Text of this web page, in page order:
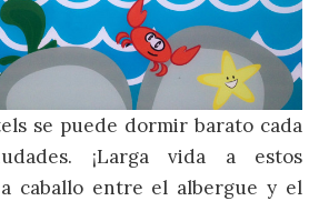
se puede dormir barato cada
¡Larga vida a estos
caballo entre el albergue y el